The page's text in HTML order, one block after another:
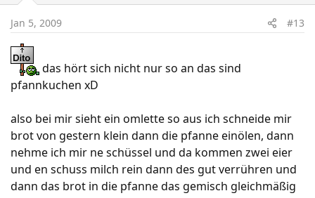
Omelette drehen (ich werfe sie immer hoch ist aber nur
was für Könner ^^)und noch mal kurz braten.
ist ziemlich einfach zu machen un gut zu merken ^^
Jan 5, 2009 #13
das hört sich nicht nur so an das sind
pfannkuchen xD
also bei mir sieht ein omlette so aus ich schneide mir
brot von gestern klein dann die pfanne einölen, dann
nehme ich mir ne schüssel und da kommen zwei eier
und en schuss milch rein dann des gut verrühren und
dann das brot in die pfanne das gemisch gleichmäßig